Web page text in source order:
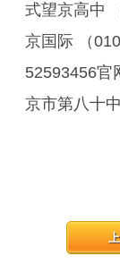
式望京高中
京国际 （
52593456官
京市第八十